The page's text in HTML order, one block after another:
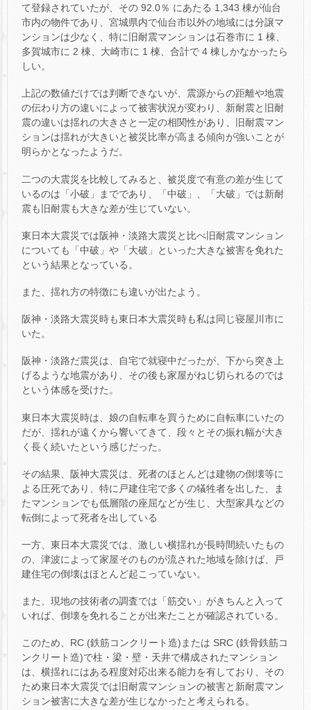
て登録されていたが、その 92.0％ にあたる 1,343 棟が仙台
市内の物件であり、宮城県内で仙台市以外の地域には分譲マ
ンションは少なく、特に旧耐震マンションは石巻市に 1 棟、
多賀城市に 2 棟、大崎市に 1 棟、合計で 4 棟しかなかったら
しい。
上記の数値だけでは判断できないが、震源からの距離や地震
の伝わり方の違いによって被害状況が変わり、新耐震と旧耐
震の違いは揺れの大きさと一定の相関性があり、旧耐震マン
ションは揺れが大きいと被災比率が高まる傾向が強いことが
明らかとなったようだ。
二つの大震災を比較してみると、被災度で有意の差が生じて
いるのは「小破」までであり、「中破」、「大破」では新耐
震も旧耐震も大きな差が生じていない。
東日本大震災では阪神・淡路大震災と比べ旧耐震マンション
についても「中破」や「大破」といった大きな被害を免れた
という結果となっている。
また、揺れ方の特徴にも違いが出たよう。
阪神・淡路大震災時も東日本大震災時も私は同じ寝屋川市に
いた。
阪神・淡路だ震災は、自宅で就寝中だったが、下から突き上
げるような地震があり、その後も家屋がねじ切られるのでは
という体感を受けた。
東日本大震災時は、娘の自転車を買うために自転車にいたの
だが、揺れが遠くから響いてきて、段々とその振れ幅が大き
く長く続いたという感じだった。
その結果、阪神大震災は、死者のほとんどは建物の倒壊等に
よる圧死であり、特に戸建住宅で多くの犠牲者を出した、ま
たマンションでも低層階の座屈などが生じ、大型家具などの
転倒によって死者を出している
一方、東日本大震災では、激しい横揺れが長時間続いたもの
の、津波によって家屋そのものが流された地域を除けば、戸
建住宅の倒壊はほとんど起こっていない。
また、現地の技術者の調査では「筋交い」がきちんと入って
いれば、倒壊を免れることが出来たことが確認されている。
このため、RC (鉄筋コンクリート造)または SRC (鉄骨鉄筋コ
ンクリート造)で柱・梁・壁・天井で構成されたマンション
は、横揺れにはある程度対応出来る能力を有しており、その
ため東日本大震災では旧耐震マンションの被害と新耐震マン
ション被害に大きな差が生じなかったと考えられる。